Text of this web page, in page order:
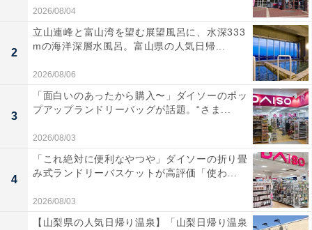
2026/08/04
2
立山連峰と富山湾を望む展望風呂に、水深333
mの海洋深層水風呂。富山県の人気日帰...
2026/08/06
3
「面白いのあったから購入〜」ダイソーのポッ
プアップランドリーバッグが話題。“さま...
2026/08/03
4
「これ絶対に便利なやつや」ダイソーの折り畳
み式ランドリーバスケットが高評価「使わ...
2026/08/03
【山梨県の人気日帰り温泉】「山梨日帰り温泉